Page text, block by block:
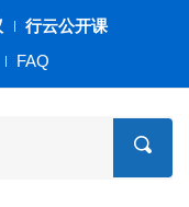
行云公开课
FAQ